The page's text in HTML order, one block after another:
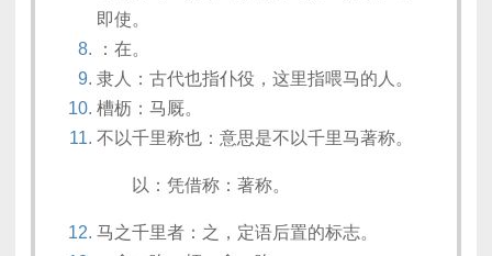
即使。
：在。
隶人：古代也指仆役，这里指喂马的人。
槽枥：马厩。
不以千里称也：意思是不以千里马著称。
以：凭借称：著称。
马之千里者：之，定语后置的标志。